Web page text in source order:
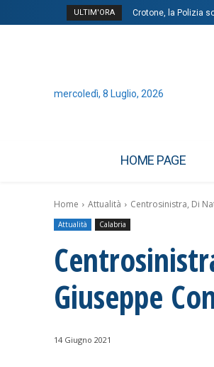
ULTIM'ORA Crotone, la Polizia
mercoledì, 8 Luglio, 2026
HOME PAGE
Home Attualità Centrosinistra, Di
Attualità Calabria
Giuseppe
14 Giugno 2021